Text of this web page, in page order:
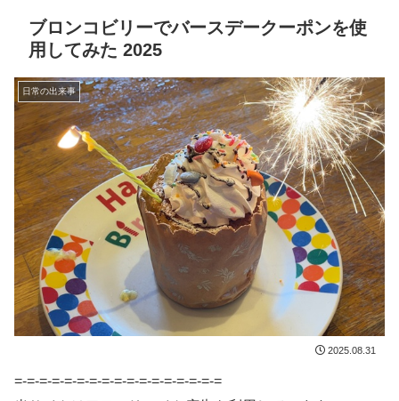
ブロンコビリーでバースデークーポンを使
用してみた 2025
日常の出来事
2025.08.31
=-=-=-=-=-=-=-=-=-=-=-=-=-=-=-=-=